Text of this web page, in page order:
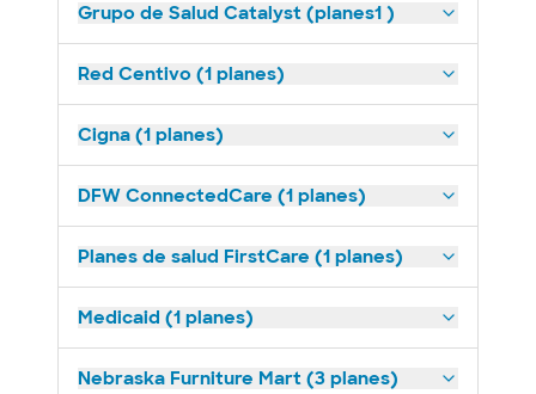
Grupo de Salud Catalyst (planes1 )
Red Centivo (1 planes)
Cigna (1 planes)
DFW ConnectedCare (1 planes)
Planes de salud FirstCare (1 planes)
Medicaid (1 planes)
Nebraska Furniture Mart (3 planes)